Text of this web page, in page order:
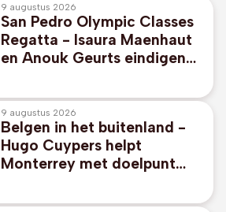
9 augustus 2026
San Pedro Olympic Classes
Regatta - Isaura Maenhaut
en Anouk Geurts eindigen
FX
9 augustus 2026
Belgen in het buitenland -
Hugo Cuypers helpt
Monterrey met doelpunt
van afwezige Messi